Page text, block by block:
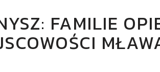
FAMILIE